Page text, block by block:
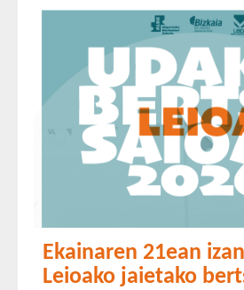
HARREMANETARAKO
Ekainaren 21ean
Leioako jaietako